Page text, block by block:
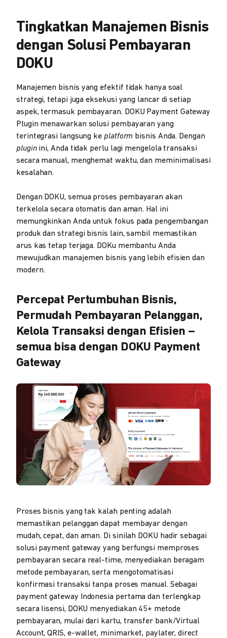
Tingkatkan Manajemen Bisnis
dengan Solusi Pembayaran
DOKU
Manajemen bisnis yang efektif tidak hanya soal
strategi, tetapi juga eksekusi yang lancar di setiap
aspek, termasuk pembayaran. DOKU Payment Gateway
Plugin menawarkan solusi pembayaran yang
terintegrasi langsung ke platform bisnis Anda. Dengan
plugin ini, Anda tidak perlu lagi mengelola transaksi
secara manual, menghemat waktu, dan meminimalisasi
kesalahan.
Dengan DOKU, semua proses pembayaran akan
terkelola secara otomatis dan aman. Hal ini
memungkinkan Anda untuk fokus pada pengembangan
produk dan strategi bisnis lain, sambil memastikan
arus kas tetap terjaga. DOKu membantu Anda
mewujudkan manajemen bisnis yang lebih efisien dan
modern.
Percepat Pertumbuhan Bisnis,
Permudah Pembayaran Pelanggan,
Kelola Transaksi dengan Efisien –
semua bisa dengan DOKU Payment
Gateway
Proses bisnis yang tak kalah penting adalah
memastikan pelanggan dapat membayar dengan
mudah, cepat, dan aman. Di sinilah DOKU hadir sebagai
solusi payment gateway yang berfungsi memproses
pembayaran secara real-time, menyediakan beragam
metode pembayaran, serta mengotomatisasi
konfirmasi transaksi tanpa proses manual. Sebagai
payment gateway Indonesia pertama dan terlengkap
secara lisensi, DOKU menyediakan 45+ metode
pembayaran, mulai dari kartu, transfer bank/Virtual
Account, QRIS, e-wallet, minimarket, paylater, direct